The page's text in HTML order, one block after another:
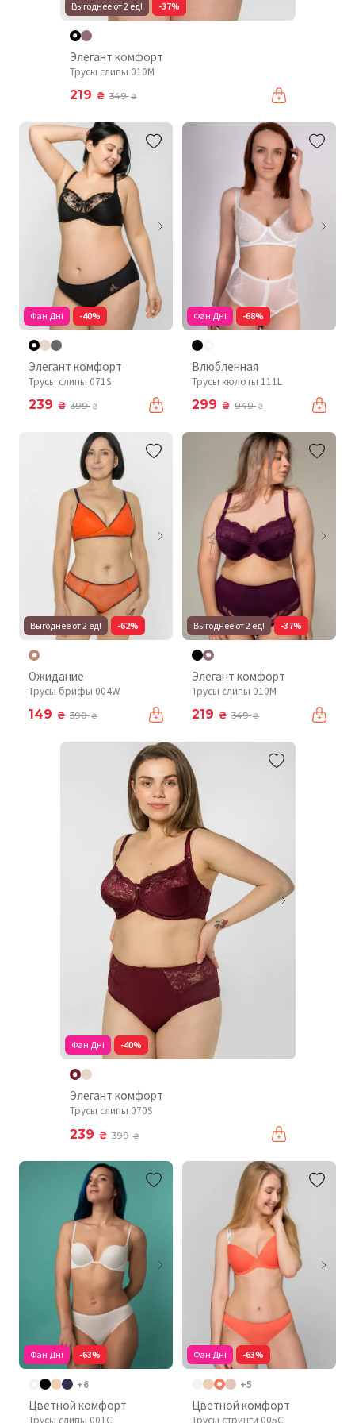
Выгоднее от 2 ед! -37%
Элегант комфорт
Трусы слипы 010М
219 ₴ 349₴
Фан Дні -40%
Элегант комфорт
Трусы слипы 071S
239 ₴ 399₴
Фан Дні -68%
Влюбленная
Трусы кюлоты 111L
299 ₴ 949₴
Выгоднее от 2 ед! -62%
Ожидание
Трусы брифы 004W
149 ₴ 390₴
Выгоднее от 2 ед! -37%
Элегант комфорт
Трусы слипы 010М
219 ₴ 349₴
Фан Дні -40%
Элегант комфорт
Трусы слипы 070S
239 ₴ 399₴
Фан Дні -63%
+6
Цветной комфорт
Фан Дні -63%
+5
Цветной комфорт